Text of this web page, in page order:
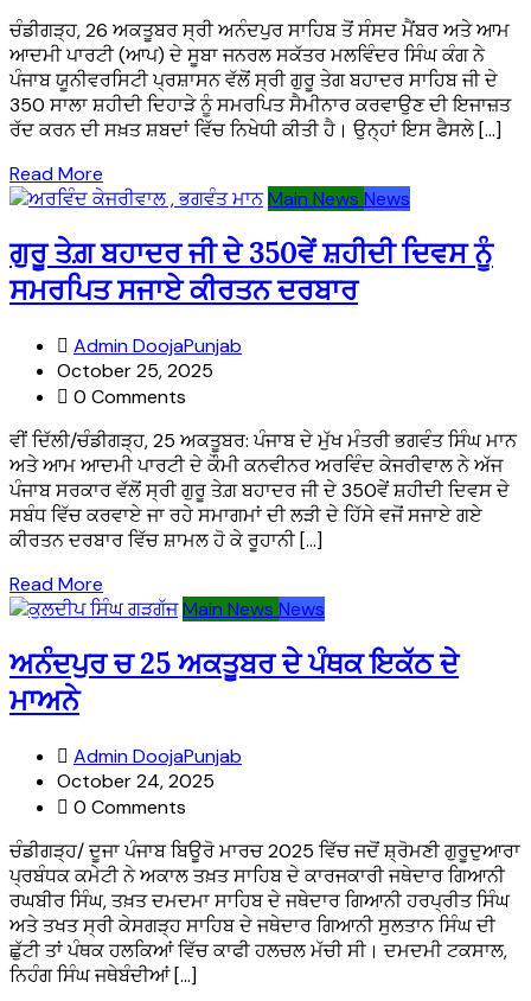
ਚੰਡੀਗੜ੍ਹ, 26 ਅਕਤੂਬਰ ਸ੍ਰੀ ਅਨੰਦਪੁਰ ਸਾਹਿਬ ਤੋਂ ਸੰਸਦ ਮੈਂਬਰ ਅਤੇ ਆਮ
ਆਦਮੀ ਪਾਰਟੀ (ਆਪ) ਦੇ ਸੂਬਾ ਜਨਰਲ ਸਕੱਤਰ ਮਲਵਿੰਦਰ ਸਿੰਘ ਕੰਗ ਨੇ
ਪੰਜਾਬ ਯੂਨੀਵਰਸਿਟੀ ਪ੍ਰਸ਼ਾਸਨ ਵੱਲੋਂ ਸ੍ਰੀ ਗੁਰੂ ਤੇਗ ਬਹਾਦਰ ਸਾਹਿਬ ਜੀ ਦੇ
350 ਸਾਲਾ ਸ਼ਹੀਦੀ ਦਿਹਾੜੇ ਨੂੰ ਸਮਰਪਿਤ ਸੈਮੀਨਾਰ ਕਰਵਾਉਣ ਦੀ ਇਜਾਜ਼ਤ
ਰੱਦ ਕਰਨ ਦੀ ਸਖ਼ਤ ਸ਼ਬਦਾਂ ਵਿੱਚ ਨਿਖੇਧੀ ਕੀਤੀ ਹੈ। ਉਨ੍ਹਾਂ ਇਸ ਫੈਸਲੇ […]
Read More
Main News News
ਗੁਰੂ ਤੇਗ਼ ਬਹਾਦਰ ਜੀ ਦੇ 350ਵੇਂ ਸ਼ਹੀਦੀ ਦਿਵਸ ਨੂੰ
ਸਮਰਪਿਤ ਸਜਾਏ ਕੀਰਤਨ ਦਰਬਾਰ
Admin DoojaPunjab
October 25, 2025
0 Comments
ਵੀਂ ਦਿੱਲੀ/ਚੰਡੀਗੜ੍ਹ, 25 ਅਕਤੂਬਰ: ਪੰਜਾਬ ਦੇ ਮੁੱਖ ਮੰਤਰੀ ਭਗਵੰਤ ਸਿੰਘ ਮਾਨ
ਅਤੇ ਆਮ ਆਦਮੀ ਪਾਰਟੀ ਦੇ ਕੌਮੀ ਕਨਵੀਨਰ ਅਰਵਿੰਦ ਕੇਜਰੀਵਾਲ ਨੇ ਅੱਜ
ਪੰਜਾਬ ਸਰਕਾਰ ਵੱਲੋਂ ਸ੍ਰੀ ਗੁਰੂ ਤੇਗ਼ ਬਹਾਦਰ ਜੀ ਦੇ 350ਵੇਂ ਸ਼ਹੀਦੀ ਦਿਵਸ ਦੇ
ਸਬੰਧ ਵਿੱਚ ਕਰਵਾਏ ਜਾ ਰਹੇ ਸਮਾਗਮਾਂ ਦੀ ਲੜੀ ਦੇ ਹਿੱਸੇ ਵਜੋਂ ਸਜਾਏ ਗਏ
ਕੀਰਤਨ ਦਰਬਾਰ ਵਿੱਚ ਸ਼ਾਮਲ ਹੋ ਕੇ ਰੂਹਾਨੀ […]
Read More
Main News News
ਅਨੰਦਪੁਰ ਚ 25 ਅਕਤੂਬਰ ਦੇ ਪੰਥਕ ਇਕੱਠ ਦੇ
ਮਾਅਨੇ
Admin DoojaPunjab
October 24, 2025
0 Comments
ਚੰਡੀਗੜ੍ਹ/ ਦੂਜਾ ਪੰਜਾਬ ਬਿਊਰੋ ਮਾਰਚ 2025 ਵਿੱਚ ਜਦੋਂ ਸ਼੍ਰੋਮਣੀ ਗੁਰੂਦੁਆਰਾ
ਪ੍ਰਬੰਧਕ ਕਮੇਟੀ ਨੇ ਅਕਾਲ ਤਖ਼ਤ ਸਾਹਿਬ ਦੇ ਕਾਰਜਕਾਰੀ ਜਥੇਦਾਰ ਗਿਆਨੀ
ਰਘਬੀਰ ਸਿੰਘ, ਤਖ਼ਤ ਦਮਦਮਾ ਸਾਹਿਬ ਦੇ ਜਥੇਦਾਰ ਗਿਆਨੀ ਹਰਪ੍ਰੀਤ ਸਿੰਘ
ਅਤੇ ਤਖਤ ਸ੍ਰੀ ਕੇਸਗੜ੍ਹ ਸਾਹਿਬ ਦੇ ਜਥੇਦਾਰ ਗਿਆਨੀ ਸੁਲਤਾਨ ਸਿੰਘ ਦੀ
ਛੁੱਟੀ ਤਾਂ ਪੰਥਕ ਹਲਕਿਆਂ ਵਿੱਚ ਕਾਫੀ ਹਲਚਲ ਮੱਚੀ ਸੀ। ਦਮਦਮੀ ਟਕਸਾਲ,
ਨਿਹੰਗ ਸਿੰਘ ਜਥੇਬੰਦੀਆਂ […]